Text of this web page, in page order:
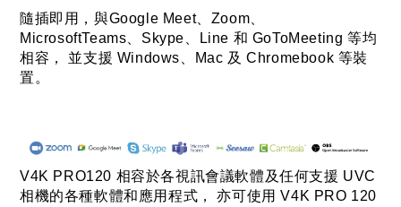
隨插即用，與Google Meet、Zoom、
MicrosoftTeams、Skype、Line 和 GoToMeeting 等均
相容， 並支援 Windows、Mac 及 Chromebook 等裝
置。
V4K PRO120 相容於各視訊會議軟體及任何支援 UVC
相機的各種軟體和應用程式， 亦可使用 V4K PRO 120